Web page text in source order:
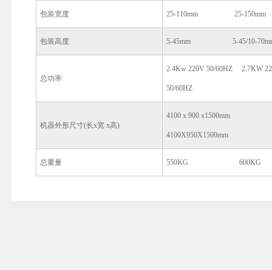
包装宽度 25-110mm 25-150mm
包装高度 5-45mm 5-45/10-
总功率
2.4Kw 220V 50/60HZ 2.7KW
50/60HZ
机器外形尺寸(长x宽 x高)
4100 x 900 x1500mm
4100X950X1500mm
总重量 550KG 600KG